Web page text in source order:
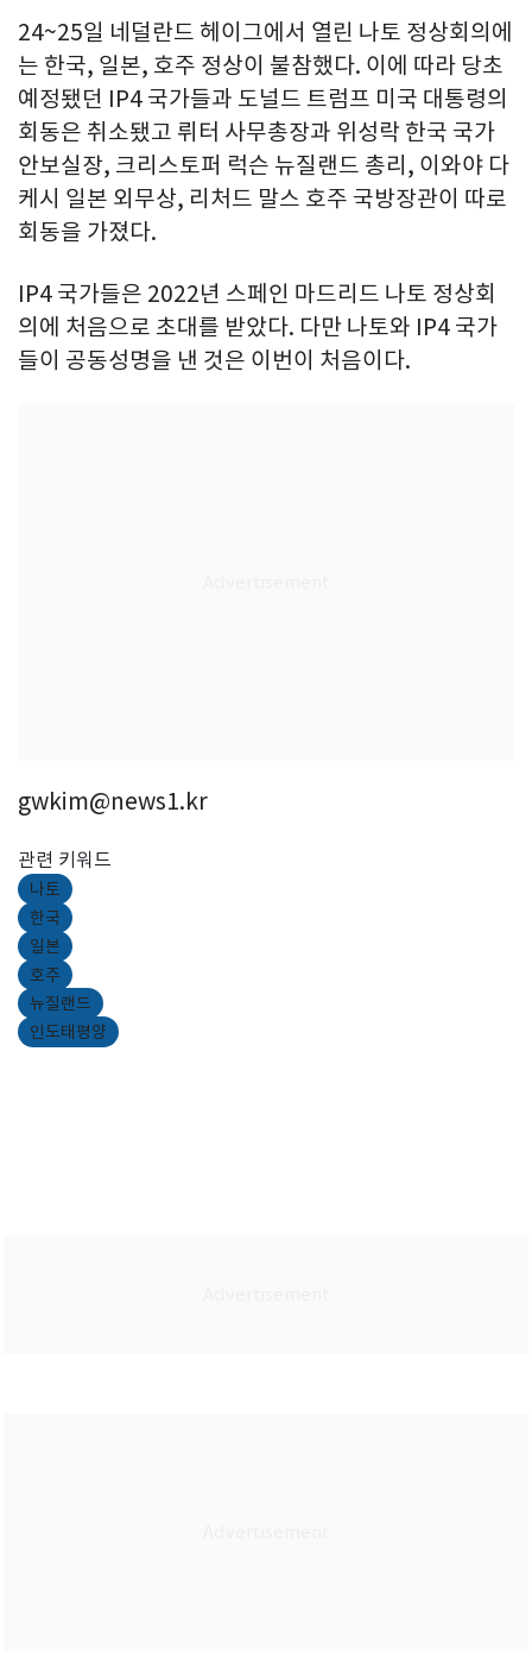
24~25일 네덜란드 헤이그에서 열린 나토 정상회의에
는 한국, 일본, 호주 정상이 불참했다. 이에 따라 당초
예정됐던 IP4 국가들과 도널드 트럼프 미국 대통령의
회동은 취소됐고 뤼터 사무총장과 위성락 한국 국가
안보실장, 크리스토퍼 럭슨 뉴질랜드 총리, 이와야 다
케시 일본 외무상, 리처드 말스 호주 국방장관이 따로
회동을 가졌다.
IP4 국가들은 2022년 스페인 마드리드 나토 정상회
의에 처음으로 초대를 받았다. 다만 나토와 IP4 국가
들이 공동성명을 낸 것은 이번이 처음이다.
gwkim@news1.kr
관련 키워드
나토
한국
일본
호주
뉴질랜드
인도태평양